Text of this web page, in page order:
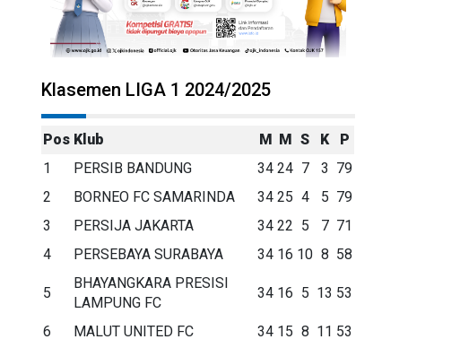
Klasemen LIGA 1 2024/2025
Pos Klub M M S K
P
1
PERSIB BANDUNG 34 24 7 3 79
2
BORNEO FC SAMARINDA 34 25 4 5 79
3
PERSIJA JAKARTA 34 22 5 7 71
4
PERSEBAYA SURABAYA 34 16 10 8 58
5
BHAYANGKARA PRESISI
LAMPUNG FC
34 16 5 13 53
6 MALUT UNITED FC 34 15 8 11 53